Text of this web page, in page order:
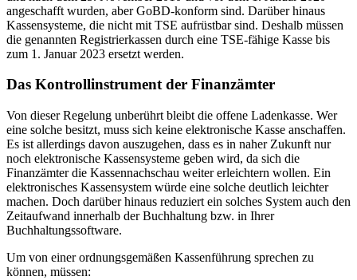
angeschafft wurden, aber GoBD-konform sind. Darüber hinaus
Kassensysteme, die nicht mit TSE aufrüstbar sind. Deshalb müssen
die genannten Registrierkassen durch eine TSE-fähige Kasse bis
zum 1. Januar 2023 ersetzt werden.
Das Kontrollinstrument der Finanzämter
Von dieser Regelung unberührt bleibt die offene Ladenkasse. Wer
eine solche besitzt, muss sich keine elektronische Kasse anschaffen.
Es ist allerdings davon auszugehen, dass es in naher Zukunft nur
noch elektronische Kassensysteme geben wird, da sich die
Finanzämter die Kassennachschau weiter erleichtern wollen. Ein
elektronisches Kassensystem würde eine solche deutlich leichter
machen. Doch darüber hinaus reduziert ein solches System auch den
Zeitaufwand innerhalb der Buchhaltung bzw. in Ihrer
Buchhaltungssoftware.
Um von einer ordnungsgemäßen Kassenführung sprechen zu
können, müssen: